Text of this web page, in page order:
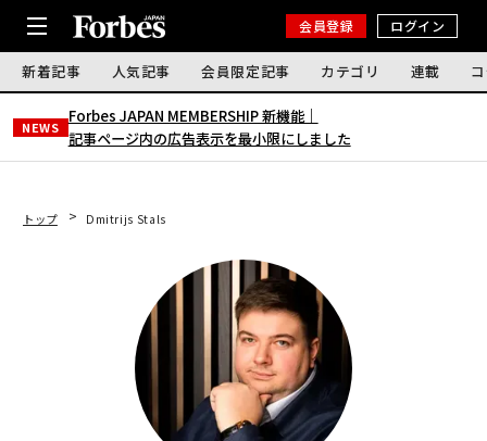
会員登録 ログイン
新着記事 人気記事 会員限定記事 カテゴリ 連載
NEWS
Forbes JAPAN MEMBERSHIP 新機能｜
記事ページ内の広告表示を最小限にしました
トップ Dmitrijs Stals